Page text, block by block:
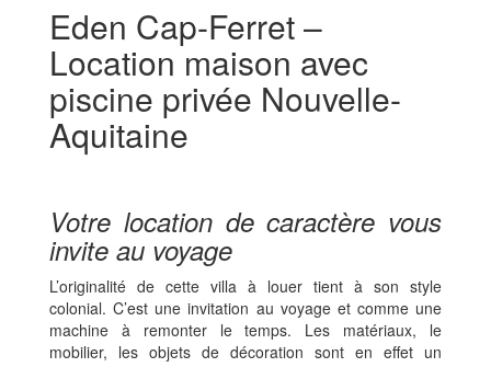
Eden Cap-Ferret –
Location maison avec
piscine privée Nouvelle-
Aquitaine
Votre location de caractère vous
invite au voyage
L’originalité de cette villa à louer tient à son style
colonial. C’est une invitation au voyage et comme une
machine à remonter le temps. Les matériaux, le
mobilier, les objets de décoration sont en effet un